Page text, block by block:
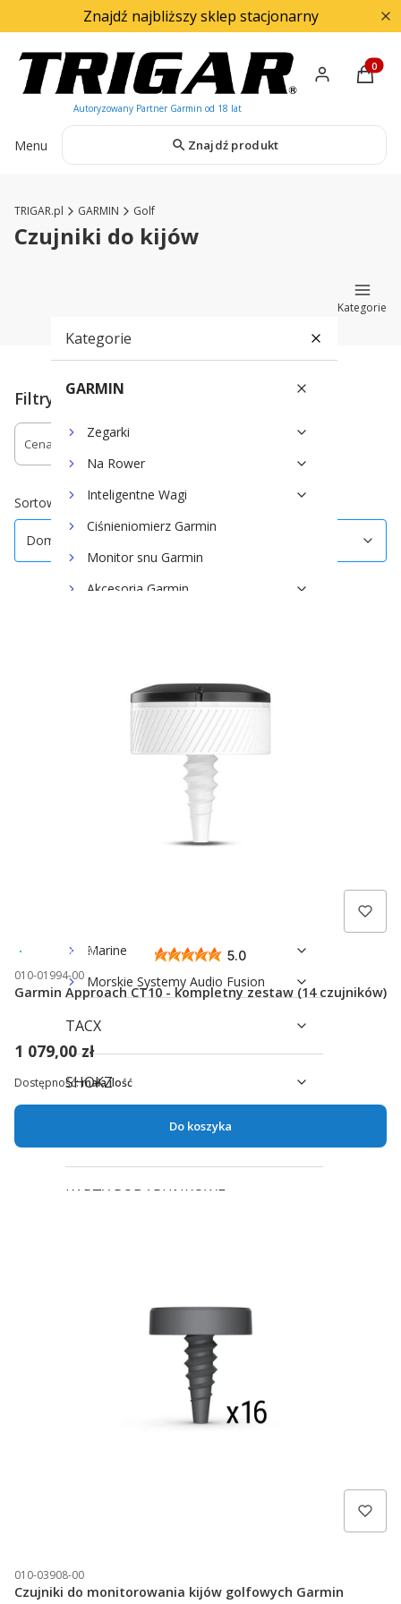
Znajdź najbliższy sklep stacjonarny
Menu Znajdź produkt
TRIGAR.pl GARMIN Golf
Czujniki do kijów
Kategorie
Kategorie
GARMIN
Zegarki
Na Rower
Inteligentne Wagi
Ciśnieniomierz Garmin
Monitor snu Garmin
Akcesoria Garmin
Jeździectwo
Garmin dla psów
Zegarki Approach
Urządzenia ręczne Approach G
Czujniki do kijów
Marine
Morskie Systemy Audio Fusion
TACX
SHOKZ
KARTY PODARUNKOWE
Filtry
Cena
Koniec filtrów
Sortowanie: Domyślne
Domyślne
Wysyłka 24h
5.0
010-01994-00
Garmin Approach CT10 - kompletny zestaw (14 czujników)
1 079,00 zł
Do koszyka
Dostępność:mała ilość
010-03908-00
Czujniki do monitorowania kijów golfowych Garmin